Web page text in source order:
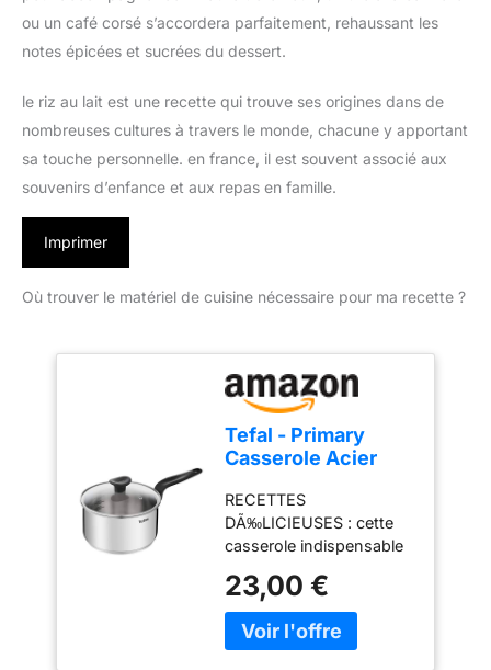
ou un café corsé s’accordera parfaitement, rehaussant les
notes épicées et sucrées du dessert.
le riz au lait est une recette qui trouve ses origines dans de
nombreuses cultures à travers le monde, chacune y apportant
sa touche personnelle. en france, il est souvent associé aux
souvenirs d’enfance et aux repas en famille.
Imprimer
Où trouver le matériel de cuisine nécessaire pour ma recette ?
Tefal - Primary
Casserole Acier
Couvercle - 20 cm -
3 L
RECETTES
DÃ‰LICIEUSES : cette
casserole indispensable
les repas quotidiens
comme les ptes ou le riz
ainsi que pour faire
23,00 €